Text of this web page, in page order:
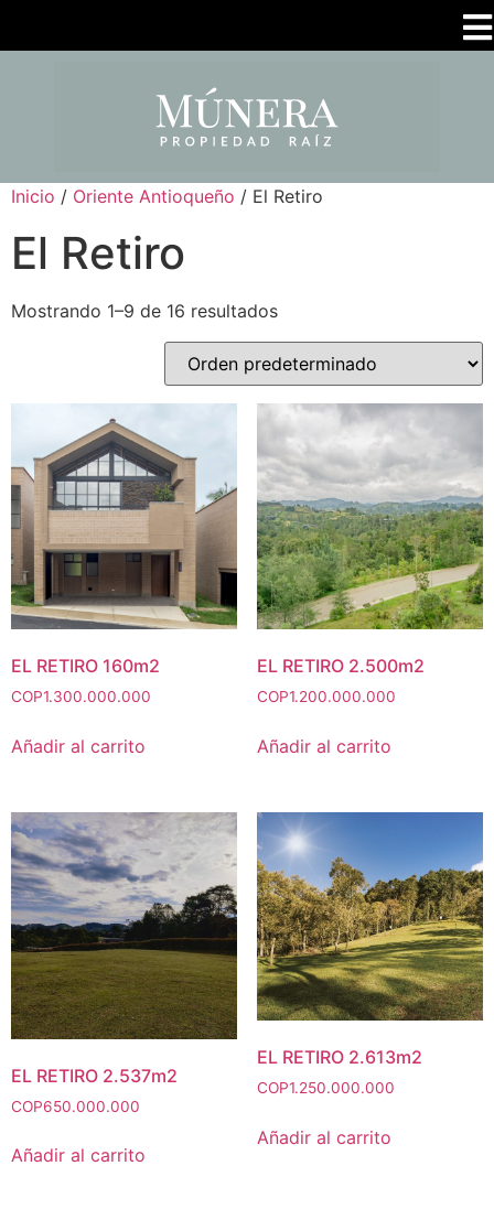
Inicio / Oriente Antioqueño / El Retiro
El Retiro
Mostrando 1–9 de 16 resultados
EL RETIRO 160m2
COP1.300.000.000
Añadir al carrito
EL RETIRO 2.500m2
COP1.200.000.000
Añadir al carrito
EL RETIRO 2.537m2
COP650.000.000
Añadir al carrito
EL RETIRO 2.613m2
COP1.250.000.000
Añadir al carrito